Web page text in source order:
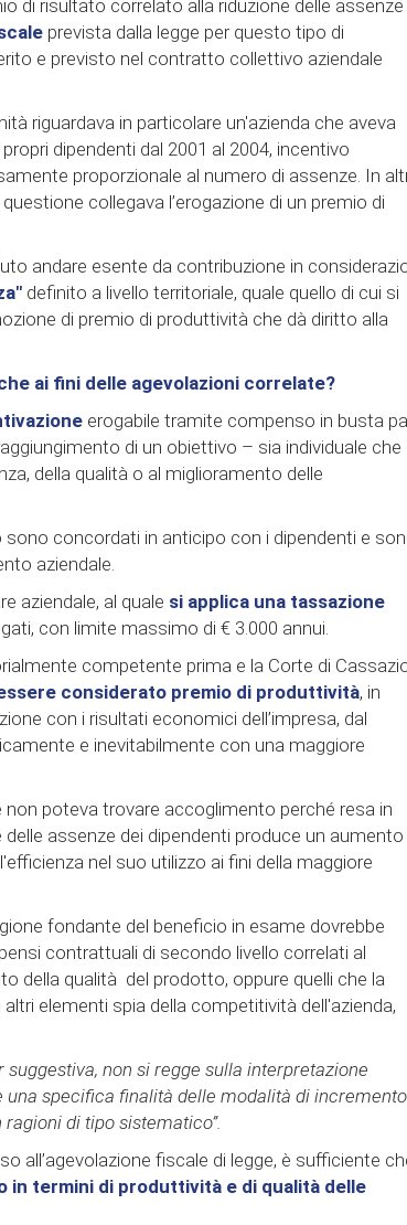
di risultato correlato alla riduzione delle assenze
prevista dalla legge per questo tipo di
e previsto nel contratto collettivo aziendale
riguardava in particolare un'azienda che aveva
dipendenti dal 2001 al 2004, incentivo
proporzionale al numero di assenze. In
collegava l’erogazione di un premio di
andare esente da contribuzione in
definito a livello territoriale, quale quello di cui si
di premio di produttività che dà diritto alla
ai fini delle agevolazioni correlate?
erogabile tramite compenso in busta
di un obiettivo – sia individuale che
della qualità o al miglioramento delle
sono concordati in anticipo con i dipendenti e
aziendale.
aziendale, al quale si applica una tassazione
con limite massimo di € 3.000 annui.
competente prima e la Corte di
considerato premio di produttività, in
con i risultati economici dell’impresa, dal
e inevitabilmente con una maggiore
non poteva trovare accoglimento perché resa in
assenze dei dipendenti produce un aumento
nel suo utilizzo ai fini della maggiore
fondante del beneficio in esame dovrebbe
contrattuali di secondo livello correlati al
della qualità del prodotto, oppure quelli che la
elementi spia della competitività dell'azienda,
suggestiva, non si regge sulla interpretazione
specifica finalità delle modalità di incremento
di tipo sistematico”.
all’agevolazione fiscale di legge, è sufficiente
in termini di produttività e di qualità delle